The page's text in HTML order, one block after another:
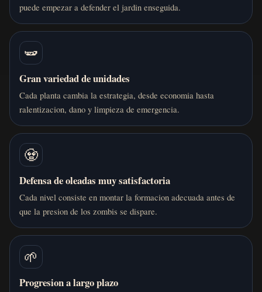
puede empezar a defender el jardin enseguida.
🫛
Gran variedad de unidades
Cada planta cambia la estrategia, desde economia hasta
ralentizacion, dano y limpieza de emergencia.
🧟
Defensa de oleadas muy satisfactoria
Cada nivel consiste en montar la formacion adecuada antes de
que la presion de los zombis se dispare.
🌱
Progresion a largo plazo